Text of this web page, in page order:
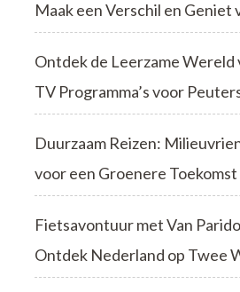
Maak een Verschil en Geniet
Ontdek de Leerzame Wereld
TV Programma’s voor
Duurzaam Reizen:
voor een Groenere Toekomst
Fietsavontuur met Van
Ontdek Nederland op Twee